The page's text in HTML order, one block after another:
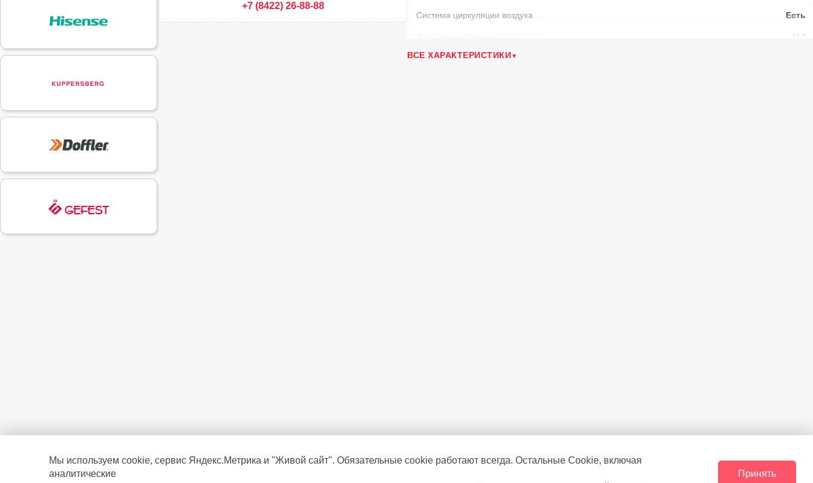
+7 (8422) 26-88-88
Система циркуляции воздуха Есть
114
Климатический класс
ВСЕ ХАРАКТЕРИСТИКИ
Мы используем cookie, сервис Яндекс.Метрика и "Живой сайт". Обязательные cookie работают всегда. Остальные Сookie, включая
аналитические
Принять